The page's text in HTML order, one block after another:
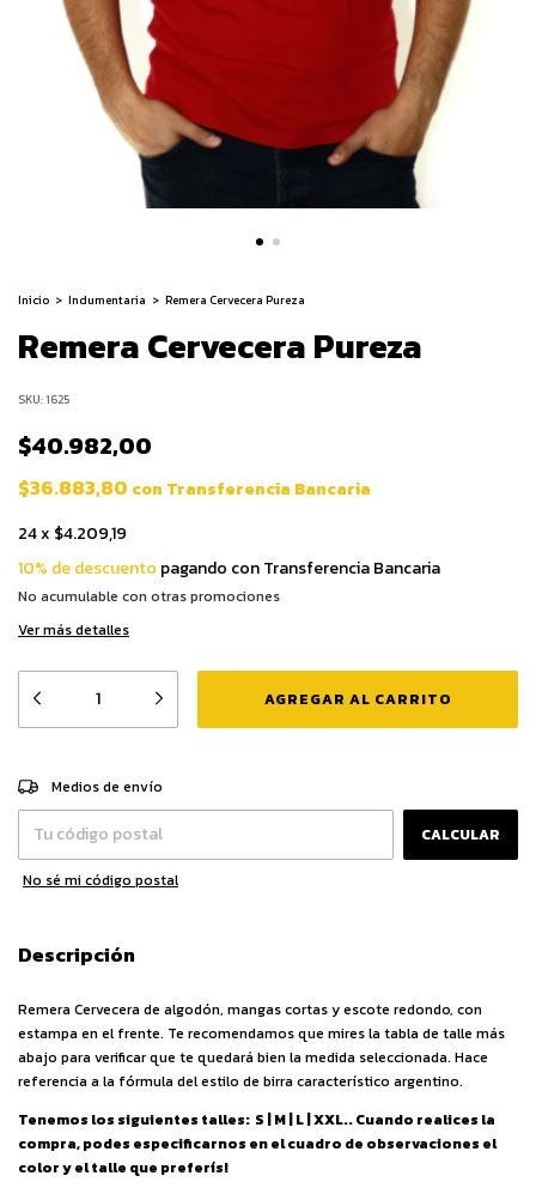
Inicio > Indumentaria > Remera Cervecera Pureza
Remera Cervecera Pureza
SKU: 1625
$40.982,00
$36.883,80 con Transferencia Bancaria
24x $4.209,19
10% de descuento pagando con Transferencia Bancaria
No acumulable con otras promociones
Ver más detalles
Entregas para el CP:
Medios de envío
CALCULAR
No sé mi código postal
Descripción
Remera Cervecera de algodón, mangas cortas y escote redondo, con
estampa en el frente. Te recomendamos que mires la tabla de talle más
abajo para verificar que te quedará bien la medida seleccionada. Hace
referencia a la fórmula del estilo de birra característico argentino.
Tenemos los siguientes talles: S | M | L | XXL.. Cuando realices la
compra, podes especificarnos en el cuadro de observaciones el
color y el talle que preferís!